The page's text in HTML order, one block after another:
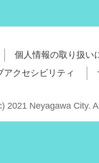
個人情報の取り扱い
アクセシビリティ
2021 Neyagawa City.